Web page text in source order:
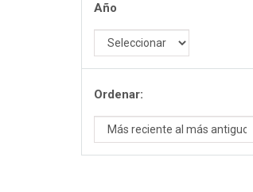
Año
Ordenar: